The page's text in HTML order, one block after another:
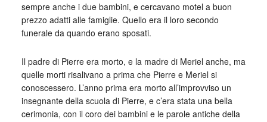
sempre anche i due bambini, e cercavano motel a buon
prezzo adatti alle famiglie. Quello era il loro secondo
funerale da quando erano sposati.
Il padre di Pierre era morto, e la madre di Meriel anche, ma
quelle morti risalivano a prima che Pierre e Meriel si
conoscessero. L’anno prima era morto all’improvviso un
insegnante della scuola di Pierre, e c’era stata una bella
cerimonia, con il coro dei bambini e le parole antiche della